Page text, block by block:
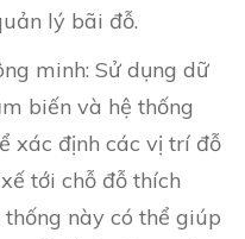
lý bãi đỗ.
minh: Sử dụng dữ
biến và hệ thống
xác định các vị trí đỗ
tới chỗ đỗ thích
này có thể giúp